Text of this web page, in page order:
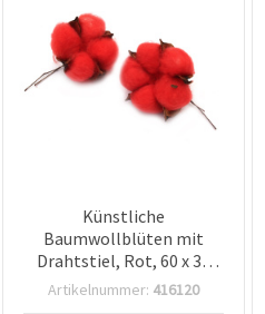
Künstliche
Baumwollblüten mit
Drahtstiel, Rot, 60 x 30
mm, 4 Stück – Deko- &
Artikelnummer: 416120